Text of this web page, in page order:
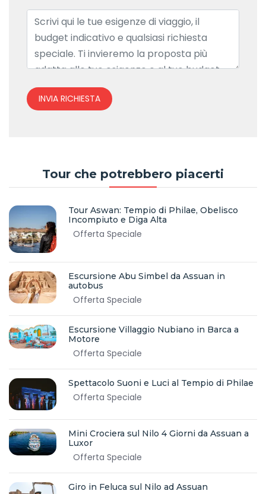
INVIA RICHIESTA
Tour che potrebbero piacerti
Tour Aswan: Tempio di Philae, Obelisco
Incompiuto e Diga Alta
Offerta Speciale
Escursione Abu Simbel da Assuan in
autobus
Offerta Speciale
Escursione Villaggio Nubiano in Barca a
Motore
Offerta Speciale
Spettacolo Suoni e Luci al Tempio di Philae
Offerta Speciale
Mini Crociera sul Nilo 4 Giorni da Assuan a
Luxor
Offerta Speciale
Giro in Feluca sul Nilo ad Assuan